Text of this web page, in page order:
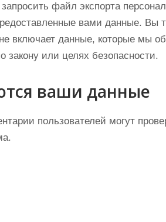
файл экспорта
вами данные. Вы
включает данные, которые мы
закону или целях безопасности.
ваши данные
пользователей могут